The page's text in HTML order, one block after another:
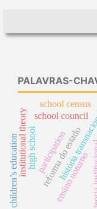
PALAVRAS-
história
school council
participation
reforma do estadoteoria
institutional theory ensino noturno
high school
children’s education
school census